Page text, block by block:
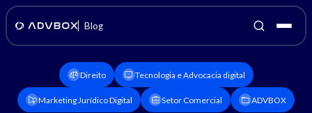
Blog
Direito Tecnologia e Advocacia digital
Marketing Jurídico Digital Setor Comercial ADVBOX